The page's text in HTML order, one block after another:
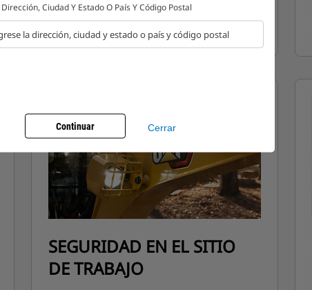
Ciudad Y Estado O País Y Código Postal
Continuar Cerrar
SEGURIDAD EN EL SITIO
DE TRABAJO